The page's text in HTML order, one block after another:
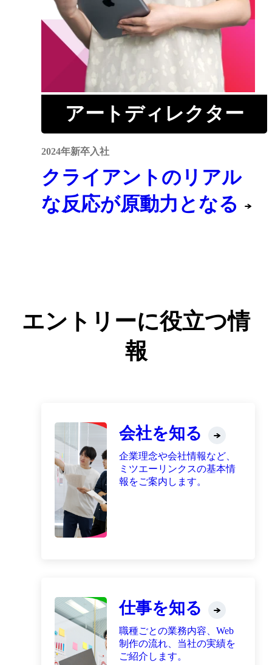
アートディレクター
2024年新卒入社
クライアントのリアル
な反応が原動力となる
エントリーに役立つ情
報
会社を知る
企業理念や会社情報など、
ミツエーリンクスの基本情
報をご案内します。
仕事を知る
職種ごとの業務内容、Web
制作の流れ、当社の実績を
ご紹介します。